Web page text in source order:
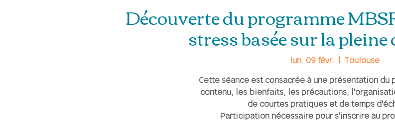
Découverte du programme
stress basée sur la
lun. 09 févr.
  |
Toulouse
Cette séance est consacrée à une présentation du
contenu, les bienfaits, les précautions,
de courtes pratiques et de temps
Participation nécessaire pour s'inscrire au